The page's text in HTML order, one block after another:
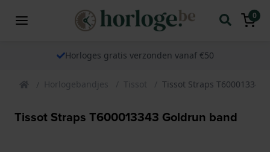
0
Horloges gratis verzonden vanaf €50
Horlogebandjes Tissot Tissot Straps
Tissot Straps T600013343 Goldrun band